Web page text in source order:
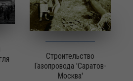
Строительство
Газопровода 'Саратов-
Москва'